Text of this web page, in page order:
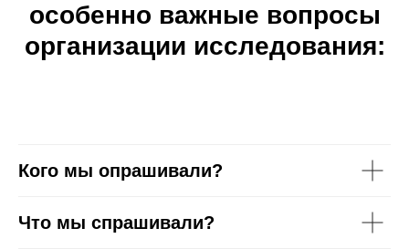
особенно важные вопросы
организации исследования:
Кого мы опрашивали?
Что мы спрашивали?